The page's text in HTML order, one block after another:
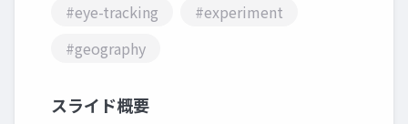
#eye-tracking
#experiment
#geography
スライド概要